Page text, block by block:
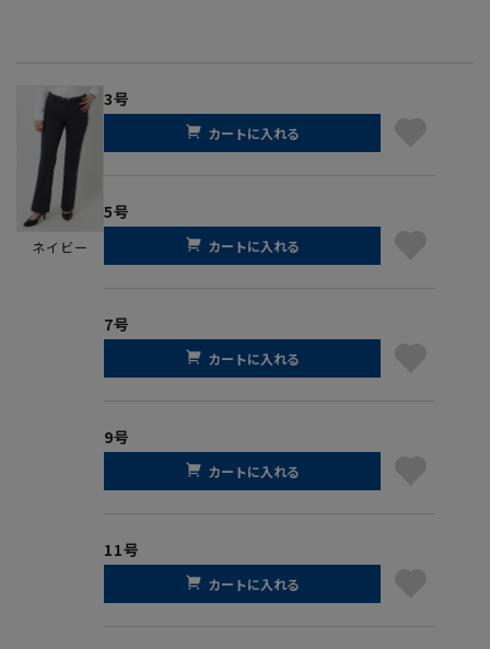
ネイビー
3号
カートに入れる
5号
カートに入れる
7号
カートに入れる
9号
カートに入れる
11号
カートに入れる